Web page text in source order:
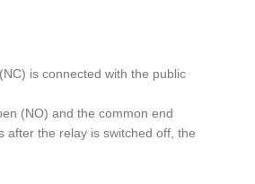
is connected with the public
(NO) and the common end
after the relay is switched off, the